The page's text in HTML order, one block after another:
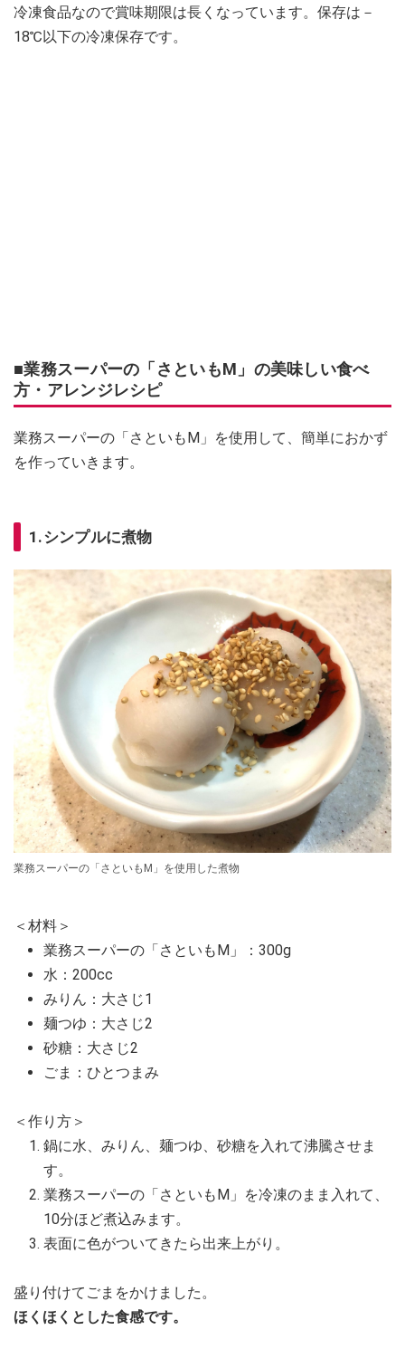
冷凍食品なので賞味期限は長くなっています。保存は－
18℃以下の冷凍保存です。
■業務スーパーの「さといもM」の美味しい食べ
方・アレンジレシピ
業務スーパーの「さといもM」を使用して、簡単におかず
を作っていきます。
1.シンプルに煮物
業務スーパーの「さといもM」を使用した煮物
＜材料＞
業務スーパーの「さといもM」：300g
水：200cc
みりん：大さじ1
麺つゆ：大さじ2
砂糖：大さじ2
ごま：ひとつまみ
＜作り方＞
鍋に水、みりん、麺つゆ、砂糖を入れて沸騰させま
す。
業務スーパーの「さといもM」を冷凍のまま入れて、
10分ほど煮込みます。
表面に色がついてきたら出来上がり。
盛り付けてごまをかけました。
ほくほくとした食感です。